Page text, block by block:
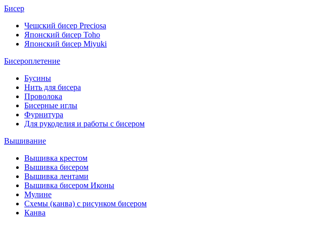
Бисер
Чешский бисер Preciosa
Японский бисер Toho
Японский бисер Miyuki
Бисероплетение
Бусины
Нить для бисера
Проволока
Бисерные иглы
Фурнитура
Для рукоделия и работы с бисером
Вышивание
Вышивка крестом
Вышивка бисером
Вышивка лентами
Вышивка бисером Иконы
Мулине
Схемы (канва) с рисунком бисером
Канва